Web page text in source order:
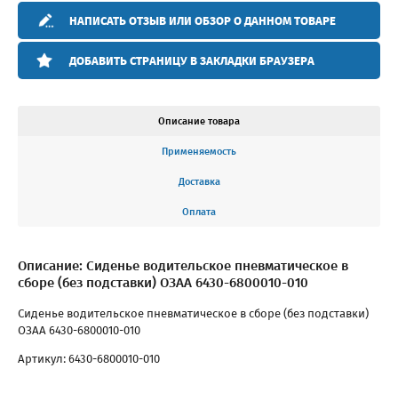
НАПИСАТЬ ОТЗЫВ ИЛИ ОБЗОР О ДАННОМ ТОВАРЕ
ДОБАВИТЬ СТРАНИЦУ В ЗАКЛАДКИ БРАУЗЕРА
Описание товара
Применяемость
Доставка
Оплата
Описание: Сиденье водительское пневматическое в
сборе (без подставки) ОЗАА 6430-6800010-010
Сиденье водительское пневматическое в сборе (без подставки)
ОЗАА 6430-6800010-010
Артикул: 6430-6800010-010